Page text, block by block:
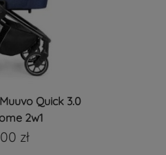
Quick 3.0
2w1
zł